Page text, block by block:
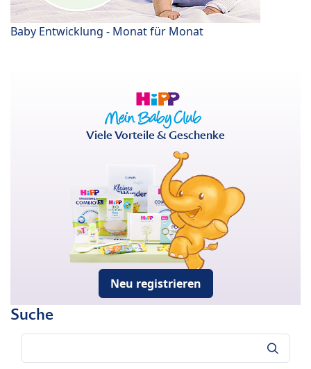
Baby Entwicklung - Monat für Monat
Viele Vorteile & Geschenke
Neu registrieren
Suche